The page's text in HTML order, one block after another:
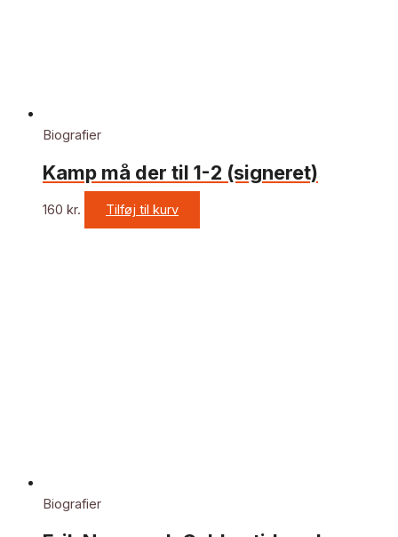
Biografier
Kamp må der til 1-2 (signeret)
160 kr. Tilføj til kurv
Biografier